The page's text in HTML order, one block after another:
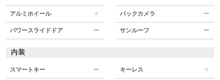
アルミホイール ○ バックカメラ ー
パワースライドドア ー サンルーフ ー
内装
スマートキー ー キーレス ○